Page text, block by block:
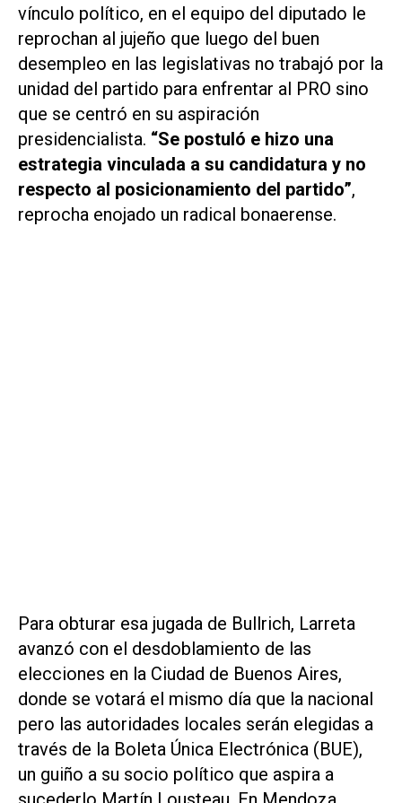
vínculo político, en el equipo del diputado le
reprochan al jujeño que luego del buen
desempleo en las legislativas no trabajó por la
unidad del partido para enfrentar al PRO sino
que se centró en su aspiración
presidencialista. “Se postuló e hizo una
estrategia vinculada a su candidatura y no
respecto al posicionamiento del partido”,
reprocha enojado un radical bonaerense.
Para obturar esa jugada de Bullrich, Larreta
avanzó con el desdoblamiento de las
elecciones en la Ciudad de Buenos Aires,
donde se votará el mismo día que la nacional
pero las autoridades locales serán elegidas a
través de la Boleta Única Electrónica (BUE),
un guiño a su socio político que aspira a